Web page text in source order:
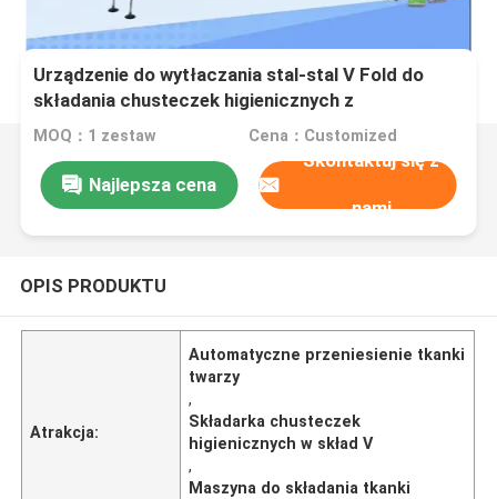
Urządzenie do wytłaczania stal-stal V Fold do
składania chusteczek higienicznych z
automatycznym transferem
MOQ：1 zestaw Cena：Customized
Najlepsza cena
Skontaktuj się z
nami
OPIS PRODUKTU
Atrakcja:
Automatyczne przeniesienie tkanki
twarzy
,
Składarka chusteczek
higienicznych w skład V
,
Maszyna do składania tkanki